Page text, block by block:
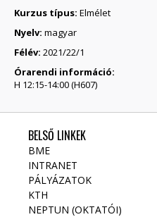
Kurzus típus: Elmélet
Nyelv: magyar
Félév: 2021/22/1
Órarendi információ:
H 12:15-14:00 (H607)
BELSŐ LINKEK
BME
INTRANET
PÁLYÁZATOK
KTH
NEPTUN (OKTATÓI)